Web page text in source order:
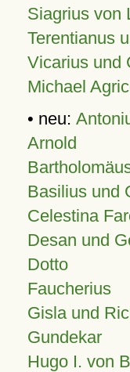
Siagrius von
Terentianus
Vicarius und
Michael
• neu:
Arnold
Basilius und
Celestina
Desan und
Dotto
Faucherius
Gisla und
Gundekar
Hugo I. von